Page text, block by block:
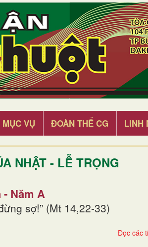
VỤ ĐOÀN THỂ CG LINH
NHẬT - LỄ TRỌNG
Năm A
sợ!” (Mt 14,22-33)
Đọc các